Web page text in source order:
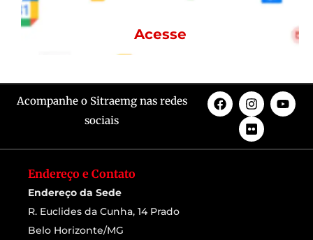
Acesse
Acompanhe o Sitraemg nas redes
sociais
Endereço e Contato
Endereço da Sede
R. Euclides da Cunha, 14 Prado
Belo Horizonte/MG